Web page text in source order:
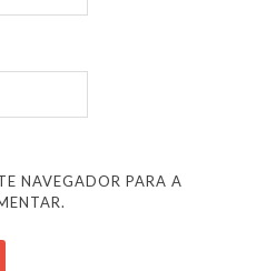
NAVEGADOR PARA A